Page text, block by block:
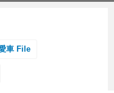
車 File